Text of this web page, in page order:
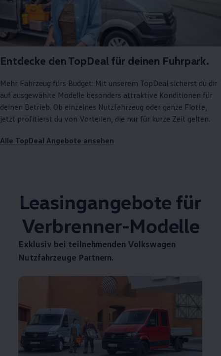
Entdecke den TopDeal für deinen Fuhrpark.
Mehr Fahrzeug fürs Budget: Mit unserem TopDeal sicherst du dir
auf ausgewählte Modelle besonders attraktive Konditionen für
deinen Betrieb. Ob einzelnes Nutzfahrzeug oder ganze Flotte,
jetzt profitierst du von Vorteilen, die nur für kurze Zeit gelten.
Alle TopDeal Angebote ansehen
Leasingangebote für
Verbrenner-Modelle
Exklusiv bei teilnehmenden Volkswagen
Nutzfahrzeuge Partnern.